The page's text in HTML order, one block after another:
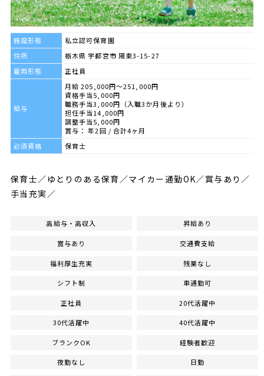
施設形態
私立認可保育園
住所
栃木県 宇都宮市 陽東3-15-27
雇用形態
正社員
給与
月給 205,000円～251,000円
資格手当5,000円
職務手当3,000円（入職3か月後より）
担任手当14,000円
調整手当5,000円
賞与： 年2回 / 合計4ヶ月
必須資格
保育士
保育士／ゆとりのある保育／マイカー通勤OK／賞与あり／
手当充実／
高給与・高収入 昇給あり
賞与あり 交通費支給
福利厚生充実 残業なし
シフト制 車通勤可
正社員 20代活躍中
30代活躍中 40代活躍中
ブランクOK 経験者歓迎
夜勤なし 日勤